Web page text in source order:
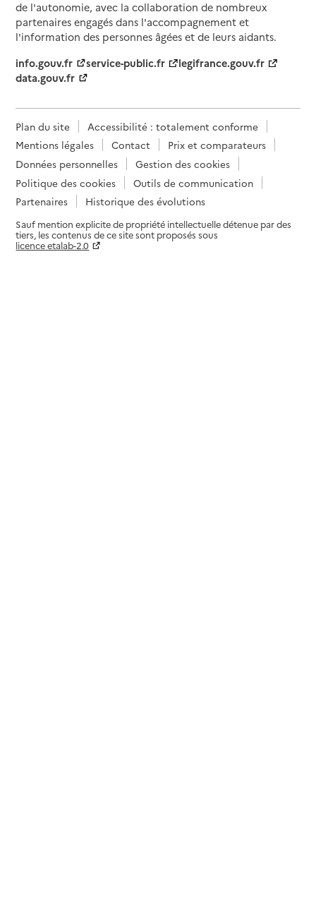
de l'autonomie, avec la collaboration de nombreux
partenaires engagés dans l'accompagnement et
l'information des personnes âgées et de leurs aidants.
info.gouv.fr
service-public.fr
legifrance.gouv.fr
data.gouv.fr
Plan du site
Accessibilité : totalement conforme
Mentions légales
Contact
Prix et comparateurs
Données personnelles
Gestion des cookies
Politique des cookies
Outils de communication
Partenaires
Historique des évolutions
Sauf mention explicite de propriété intellectuelle détenue par des
tiers, les contenus de ce site sont proposés sous
licence etalab-2.0